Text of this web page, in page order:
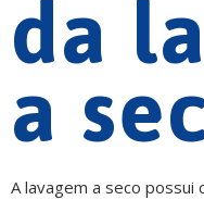
da
a
A lavagem a seco possui